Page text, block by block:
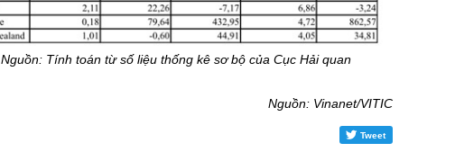
Nguồn: Tính toán từ số liệu thống kê sơ bộ của Cục Hải quan
Nguồn: Vinanet/VITIC
Tweet